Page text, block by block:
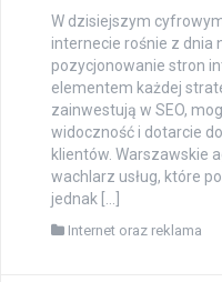
W dzisiejszym
internecie rośnie z dnia
pozycjonowanie stron
elementem każdej
zainwestują w SEO,
widoczność i dotarcie
klientów. Warszawskie
wachlarz usług, które
jednak […]
Internet oraz reklama